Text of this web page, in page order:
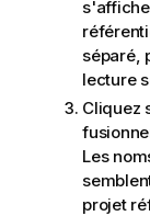
séparé,
lecture
Cliquez
Les
projet